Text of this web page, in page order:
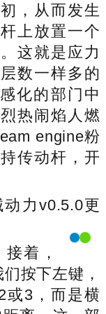
，从而发生
上放置一个
这就是应力
数一样多的
化的部门中
热闹焰人燃
engine粉
传动杆，开
动力v0.5.0更
着，
按下左键，
或3，而是横